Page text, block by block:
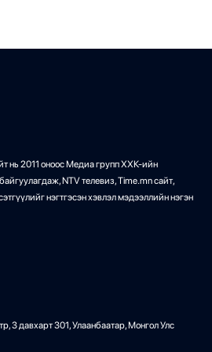
нь 2011 оноос Медиа групп ХХК-ийн
NTV телевиз, Time.mn сайт,
нэгтгэсэн хэвлэл мэдээллийн нэгэн
3 давхарт 301, Улаанбаатар, Монгол Улс